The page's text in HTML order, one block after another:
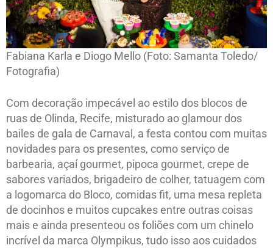
Fabiana Karla e Diogo Mello (Foto: Samanta Toledo/
Fotografia)
Com decoração impecável ao estilo dos blocos de
ruas de Olinda, Recife, misturado ao glamour dos
bailes de gala de Carnaval, a festa contou com muitas
novidades para os presentes, como serviço de
barbearia, açaí gourmet, pipoca gourmet, crepe de
sabores variados, brigadeiro de colher, tatuagem com
a logomarca do Bloco, comidas fit, uma mesa repleta
de docinhos e muitos cupcakes entre outras coisas
mais e ainda presenteou os foliões com um chinelo
incrível da marca Olympikus, tudo isso aos cuidados